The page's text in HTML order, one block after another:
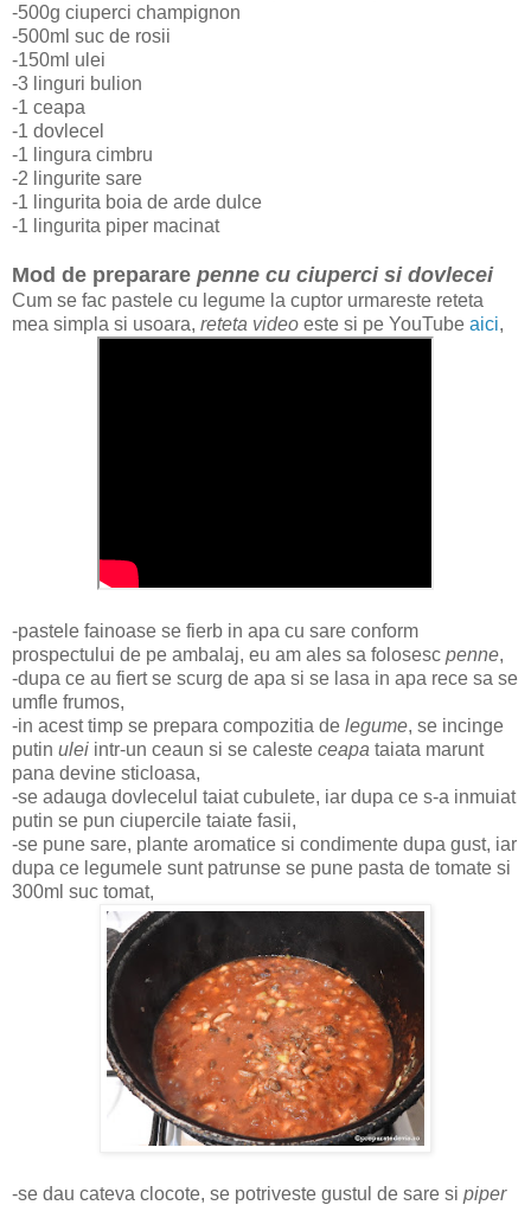
-500g ciuperci champignon
-500ml suc de rosii
-150ml ulei
-3 linguri bulion
-1 ceapa
-1 dovlecel
-1 lingura cimbru
-2 lingurite sare
-1 lingurita boia de arde dulce
-1 lingurita piper macinat
Mod de preparare penne cu ciuperci si dovlecei
Cum se fac pastele cu legume la cuptor urmareste reteta
mea simpla si usoara, reteta video este si pe YouTube aici,
-pastele fainoase se fierb in apa cu sare conform
prospectului de pe ambalaj, eu am ales sa folosesc penne,
-dupa ce au fiert se scurg de apa si se lasa in apa rece sa se
umfle frumos,
-in acest timp se prepara compozitia de legume, se incinge
putin ulei intr-un ceaun si se caleste ceapa taiata marunt
pana devine sticloasa,
-se adauga dovlecelul taiat cubulete, iar dupa ce s-a inmuiat
putin se pun ciupercile taiate fasii,
-se pune sare, plante aromatice si condimente dupa gust, iar
dupa ce legumele sunt patrunse se pune pasta de tomate si
300ml suc tomat,
-se dau cateva clocote, se potriveste gustul de sare si piper